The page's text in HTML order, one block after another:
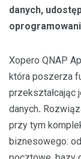
danych,
Xopero QNAP
która poszerza
przekształcając
danych.
przy tym
biznesowego: